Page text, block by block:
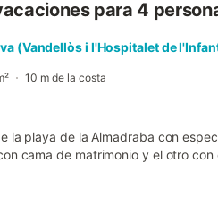
para 4
(Vandellòs i l'Hospitalet de
10 m de la costa
la playa de la Almadraba con
cama de matrimonio y el otro
de la Almadrava, ideal para
responsables, pero no permite